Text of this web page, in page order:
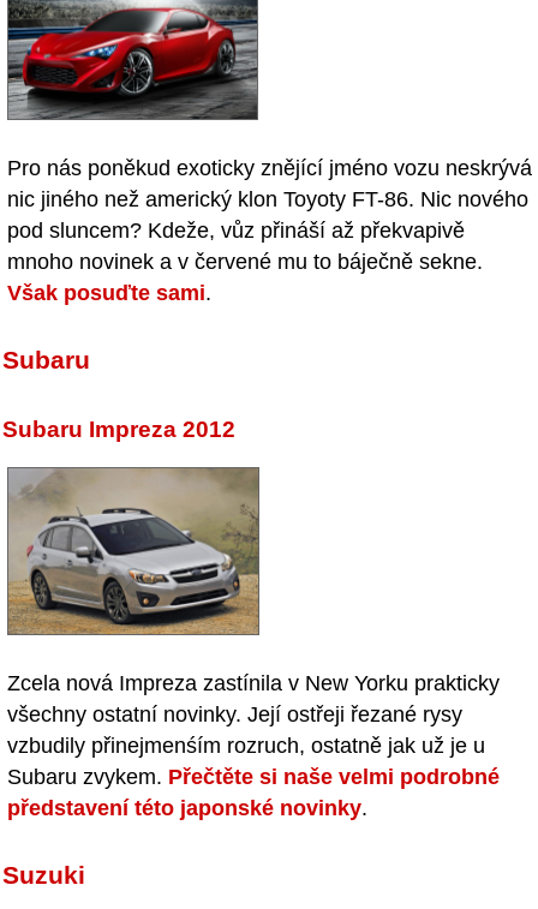
Pro nás poněkud exoticky znějící jméno vozu neskrývá
nic jiného než americký klon Toyoty FT-86. Nic nového
pod sluncem? Kdeže, vůz přináší až překvapivě
mnoho novinek a v červené mu to báječně sekne.
Však posuďte sami.
Subaru
Subaru Impreza 2012
Zcela nová Impreza zastínila v New Yorku prakticky
všechny ostatní novinky. Její ostřeji řezané rysy
vzbudily přinejmenśím rozruch, ostatně jak už je u
Subaru zvykem. Přečtěte si naše velmi podrobné
představení této japonské novinky.
Suzuki